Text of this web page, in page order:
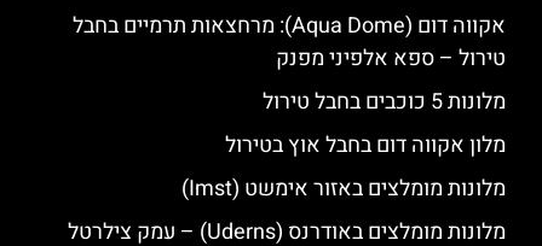
אקווה דום (Aqua Dome): מרחצאות תרמיים בחבל
טירול – ספא אלפיני מפנק
מלונות 5 כוכבים בחבל טירול
מלון אקווה דום בחבל אוץ בטירול
מלונות מומלצים באזור אימשט (Imst)
מלונות מומלצים באודרנס (Uderns) – עמק צילרטל